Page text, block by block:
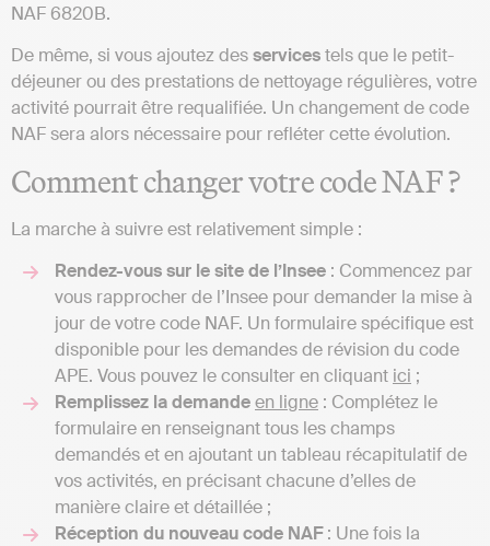
NAF 6820B.
De même, si vous ajoutez desservicestels que le petit-
déjeuner ou des prestations de nettoyage régulières, votre
activité pourrait être requalifiée. Un changement de code
NAF sera alors nécessaire pour refléter cette évolution.
Comment changer votre code NAF ?
La marche à suivre est relativement simple :
Rendez-vous sur le site de l’Insee : Commencez par
vous rapprocher de l’Insee pour demander la mise à
jour de votre code NAF. Un formulaire spécifique est
disponible pour les demandes de révision du code
APE. Vous pouvez le consulter en cliquant ici ;
Remplissez la demandeen ligne : Complétez le
formulaire en renseignant tous les champs
demandés et en ajoutant un tableau récapitulatif de
vos activités, en précisant chacune d’elles de
manière claire et détaillée ;
Réception du nouveau code NAF: Une fois la